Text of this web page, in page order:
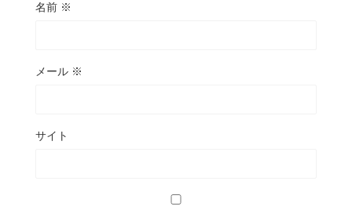
名前 ※
メール ※
サイト